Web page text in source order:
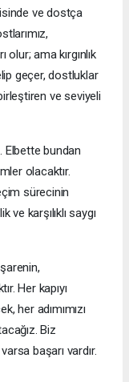
ve dostça
olur; ama kırgınlık
geçer, dostluklar
ve seviyeli
Elbette bundan
olacaktır.
sürecinin
karşılıklı saygı
Her kapıyı
her adımımızı
Biz
başarı vardır.